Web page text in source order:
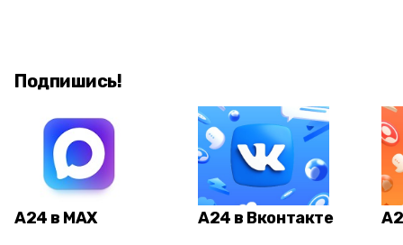
Подпишись!
А24 в MAX А24 в Вконтакте